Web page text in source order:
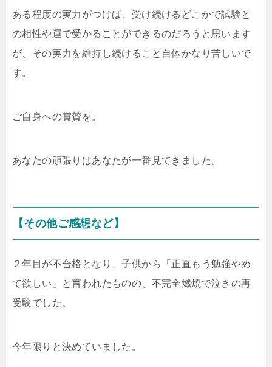
ある程度の実力がつけば、受け続けるどこかで試験と
の相性や運で受かることができるのだろうと思います
が、その実力を維持し続けること自体かなり苦しいで
す。
ご自身への賞賛を。
あなたの頑張りはあなたが一番見てきました。
【その他ご感想など】
２年目が不合格となり、子供から「正直もう勉強やめ
て欲しい」と言われたものの、不完全燃焼で泣きの再
受験でした。
今年限りと決めていました。